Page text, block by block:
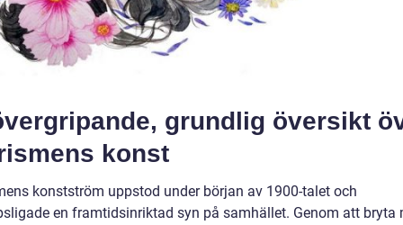
grundlig översikt
konst
konstström uppstod under början av 1900-talet och
en framtidsinriktad syn på samhället. Genom att bryta